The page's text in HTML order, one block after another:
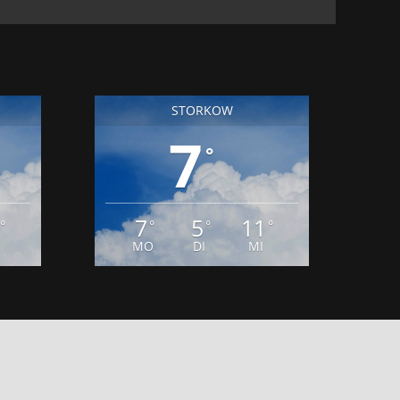
°
STORKOW
7°
7 °
MO
5°
DI
11 °
MI